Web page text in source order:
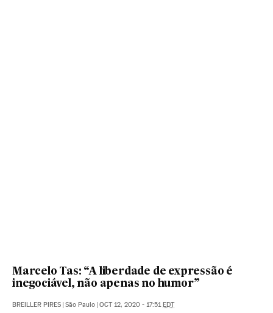
Marcelo Tas: “A liberdade de expressão é
inegociável, não apenas no humor”
BREILLER PIRES | São Paulo | OCT 12, 2020 - 17:51EDT